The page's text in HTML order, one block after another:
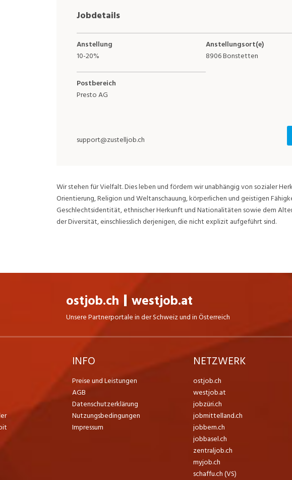
Jobdetails
Anstellung
10-20%
Anstellungsort(e)
8906 Bonstetten
Postbereich
Presto AG
support@zustelljob.ch
Wir stehen für Vielfalt. Dies leben und fördern wir unabhängig von sozialer
Orientierung, Religion und Weltanschauung, körperlichen und geistigen
Geschlechtsidentität, ethnischer Herkunft und Nationalitäten sowie dem
der Diversität, einschliesslich derjenigen, die nicht explizit aufgeführt sind.
ostjob.ch westjob.at
Unsere Partnerportale in der Schweiz und in Österreich
INFO
Preise und Leistungen
AGB
Datenschutzerklärung
Nutzungsbedingungen
Impressum
NETZWERK
ostjob.ch
westjob.at
jobzüri.ch
jobmittelland.ch
jobbern.ch
jobbasel.ch
zentraljob.ch
myjob.ch
schaffu.ch (VS)